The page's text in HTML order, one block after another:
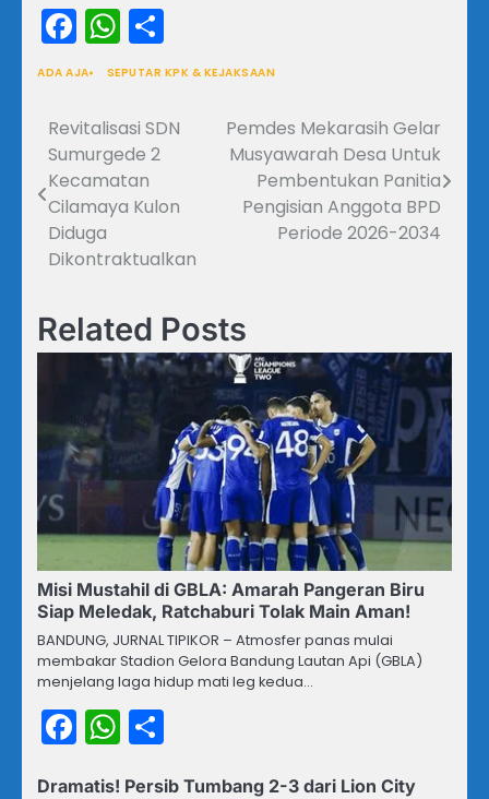
Facebook
WhatsApp
ADA AJA SEPUTAR KPK & KEJAKSAAN
Navigasi
pos
Revitalisasi SDN
Sumurgede 2
Kecamatan
Cilamaya Kulon
Diduga
Dikontraktualkan
Pemdes Mekarasih Gelar
Musyawarah Desa Untuk
Pembentukan Panitia
Pengisian Anggota BPD
Periode 2026-2034
Related Posts
Misi Mustahil di GBLA: Amarah Pangeran Biru
Siap Meledak, Ratchaburi Tolak Main Aman!
BANDUNG, JURNAL TIPIKOR – Atmosfer panas mulai
membakar Stadion Gelora Bandung Lautan Api (GBLA)
menjelang laga hidup mati leg kedua…
Facebook
WhatsApp
Dramatis! Persib Tumbang 2-3 dari Lion City